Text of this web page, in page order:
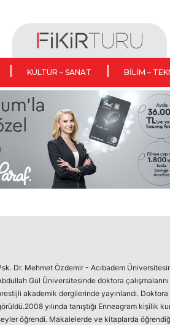
KÜLTÜR – SANAT BILIM –
Dr. Mehmet Özdemir - Acıbadem
Gül Üniversitesinde doktora
akademik dergilerinde yayınlandı.
yılında tanıştığı Enneagram kişilik
öğrendi. Makalelerde ve kitaplarda